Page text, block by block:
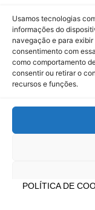
Usamos tecnologias
informações do
navegação e para
consentimento com
como comportamento
consentir ou retirar o
recursos e funções.
Política
Contato:
Comercial /
Recebidos
Chama
POLÍTICA DE